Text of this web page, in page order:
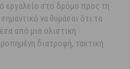
εργαλείο στο δρόμο προς τη
να θυμάσαι ότι τα
από μια ολιστική
διατροφή, τακτική